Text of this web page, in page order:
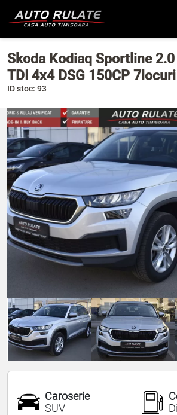
Skoda Kodiaq Sportline 2.0
TDI 4x4 DSG 150CP 7locuri
ID stoc: 93
Caroserie
SUV